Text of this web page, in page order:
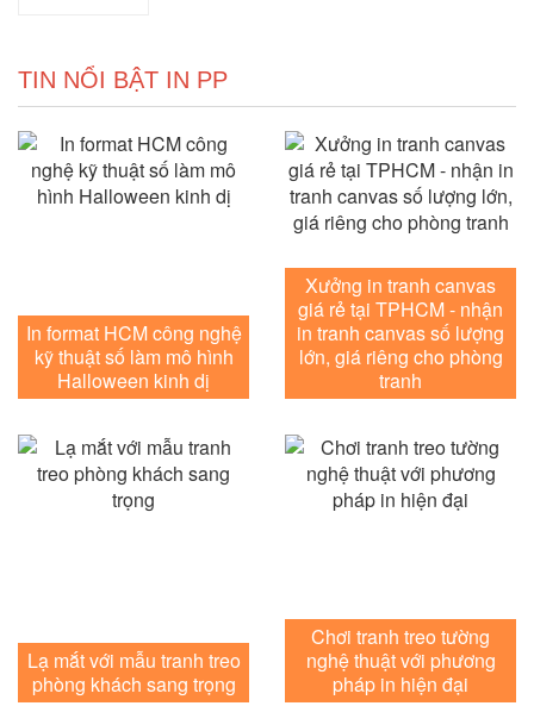
TIN NỔI BẬT IN PP
In format HCM công nghệ
kỹ thuật số làm mô hình
Halloween kinh dị
Xưởng in tranh canvas
giá rẻ tại TPHCM - nhận
in tranh canvas số lượng
lớn, giá riêng cho phòng
tranh
Lạ mắt với mẫu tranh treo
phòng khách sang trọng
Chơi tranh treo tường
nghệ thuật với phương
pháp in hiện đại